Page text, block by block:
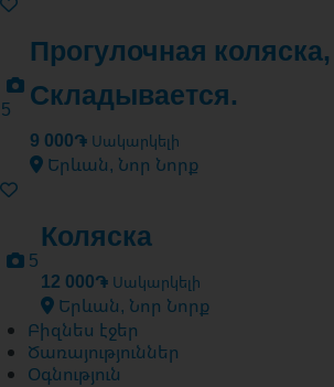
5
Прогулочная
Складывается.
9 000֏ Սակարկելի
Երևան, Նոր Նորք
5
Коляска
12 000֏ Սակարկելի
Երևան, Նոր Նորք
Բիզնես էջեր
Ծառայություններ
Օգնություն